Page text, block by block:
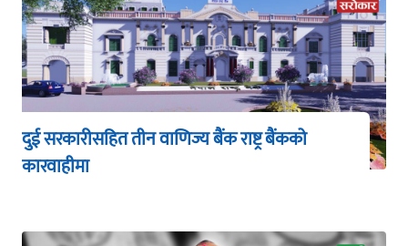
दुई सरकारीसहित तीन वाणिज्य बैंक राष्ट्र बैंकको
कारवाहीमा